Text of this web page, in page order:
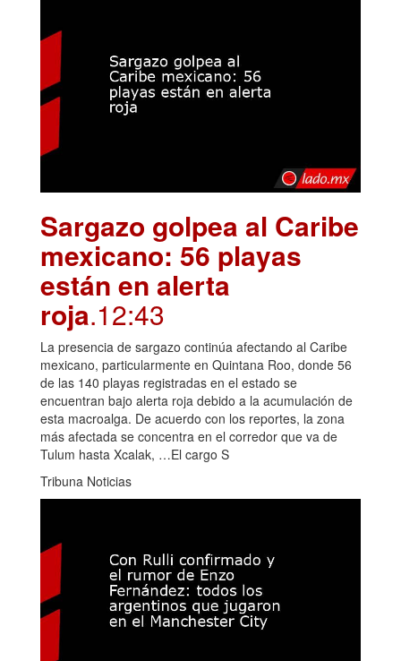
Sargazo golpea al Caribe
mexicano: 56 playas
están en alerta
roja.12:43
La presencia de sargazo continúa afectando al Caribe
mexicano, particularmente en Quintana Roo, donde 56
de las 140 playas registradas en el estado se
encuentran bajo alerta roja debido a la acumulación de
esta macroalga. De acuerdo con los reportes, la zona
más afectada se concentra en el corredor que va de
Tulum hasta Xcalak, …El cargo S
Tribuna Noticias